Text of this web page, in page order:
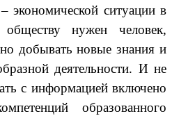
экономической ситуации в
обществу нужен человек,
добывать новые знания и
деятельности. И не
с информацией включено
образованного